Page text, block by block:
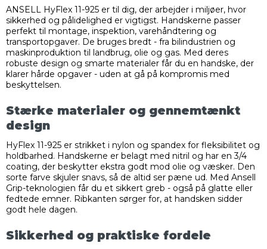
ANSELL HyFlex 11-925 er til dig, der arbejder i miljøer, hvor
sikkerhed og pålidelighed er vigtigst. Handskerne passer
perfekt til montage, inspektion, varehåndtering og
transportopgaver. De bruges bredt - fra bilindustrien og
maskinproduktion til landbrug, olie og gas. Med deres
robuste design og smarte materialer får du en handske, der
klarer hårde opgaver - uden at gå på kompromis med
beskyttelsen.
Stærke materialer og gennemtænkt
design
HyFlex 11-925 er strikket i nylon og spandex for fleksibilitet og
holdbarhed. Handskerne er belagt med nitril og har en 3/4
coating, der beskytter ekstra godt mod olie og væsker. Den
sorte farve skjuler snavs, så de altid ser pæne ud. Med Ansell
Grip-teknologien får du et sikkert greb - også på glatte eller
fedtede emner. Ribkanten sørger for, at handsken sidder
godt hele dagen.
Sikkerhed og praktiske fordele